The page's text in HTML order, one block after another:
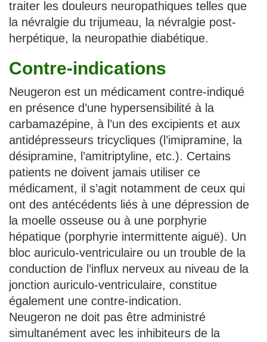
traiter les douleurs neuropathiques telles que
la névralgie du trijumeau, la névralgie post-
herpétique, la neuropathie diabétique.
Contre-indications
Neugeron est un médicament contre-indiqué
en présence d’une hypersensibilité à la
carbamazépine, à l’un des excipients et aux
antidépresseurs tricycliques (l’imipramine, la
désipramine, l’amitriptyline, etc.). Certains
patients ne doivent jamais utiliser ce
médicament, il s’agit notamment de ceux qui
ont des antécédents liés à une dépression de
la moelle osseuse ou à une porphyrie
hépatique (porphyrie intermittente aiguë). Un
bloc auriculo-ventriculaire ou un trouble de la
conduction de l’influx nerveux au niveau de la
jonction auriculo-ventriculaire, constitue
également une contre-indication.
Neugeron ne doit pas être administré
simultanément avec les inhibiteurs de la